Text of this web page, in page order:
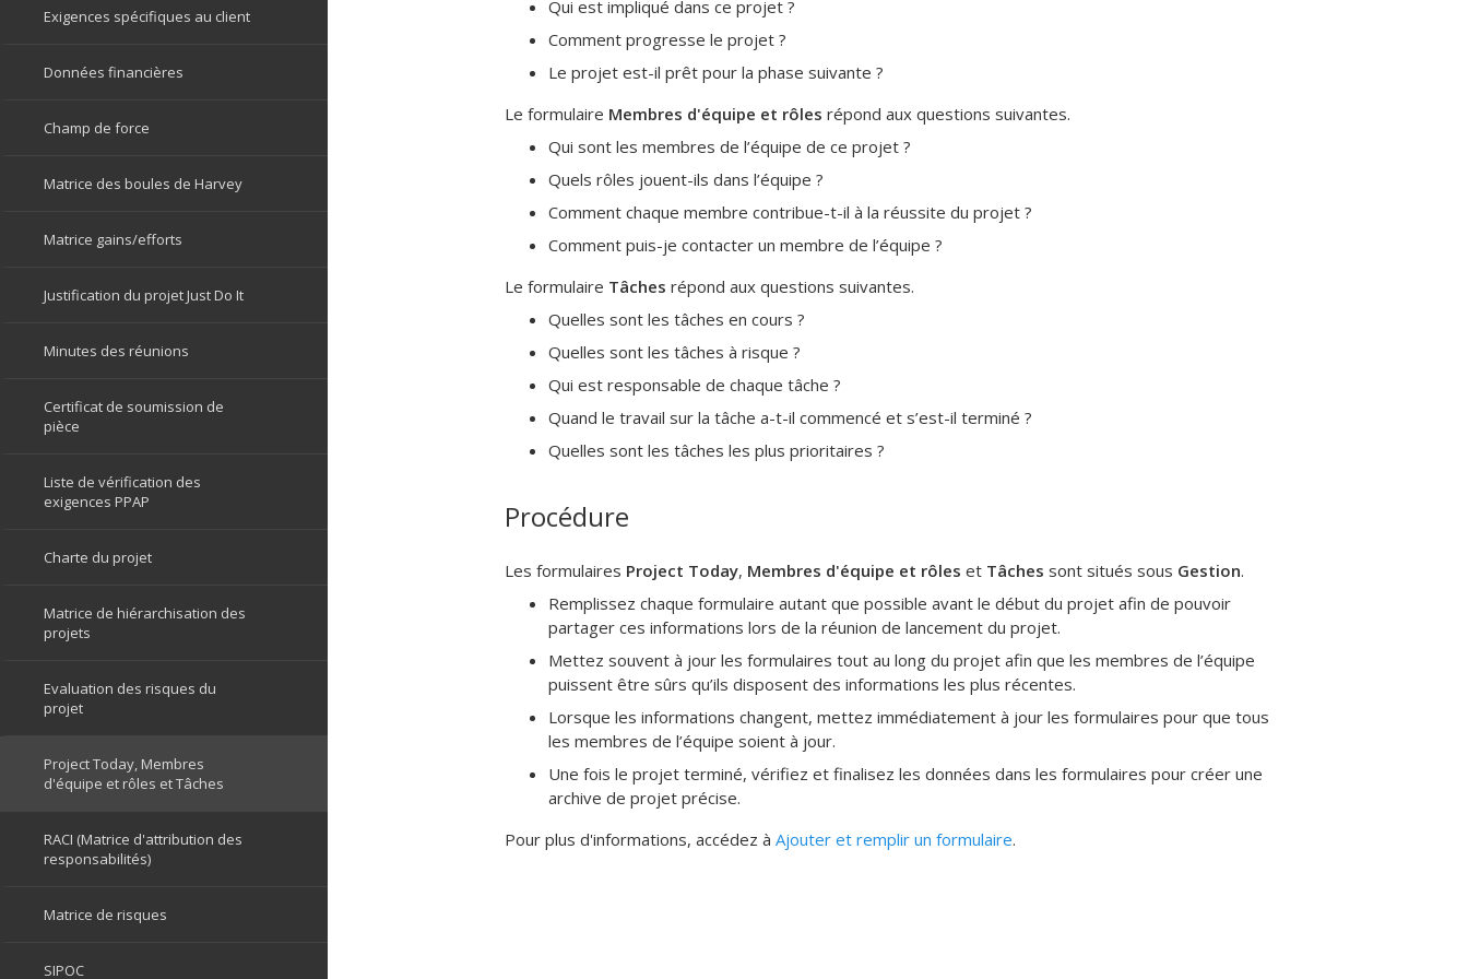
Qui est impliqué dans ce projet ?
Comment progresse le projet ?
Le projet est-il prêt pour la phase suivante ?
Le formulaire Membres d'équipe et rôles répond aux questions suivantes.
Qui sont les membres de l’équipe de ce projet ?
Quels rôles jouent-ils dans l’équipe ?
Comment chaque membre contribue-t-il à la réussite du projet ?
Comment puis-je contacter un membre de l’équipe ?
Le formulaire Tâches répond aux questions suivantes.
Quelles sont les tâches en cours ?
Quelles sont les tâches à risque ?
Qui est responsable de chaque tâche ?
Quand le travail sur la tâche a-t-il commencé et s’est-il terminé ?
Quelles sont les tâches les plus prioritaires ?
Procédure
Les formulaires Project Today, Membres d'équipe et rôles et Tâches sont situés sous Gestion.
Remplissez chaque formulaire autant que possible avant le début du projet afin de pouvoir
partager ces informations lors de la réunion de lancement du projet.
Mettez souvent à jour les formulaires tout au long du projet afin que les membres de l’équipe
puissent être sûrs qu’ils disposent des informations les plus récentes.
Lorsque les informations changent, mettez immédiatement à jour les formulaires pour que tous
les membres de l’équipe soient à jour.
Une fois le projet terminé, vérifiez et finalisez les données dans les formulaires pour créer une
archive de projet précise.
Pour plus d'informations, accédez à Ajouter et remplir un formulaire.